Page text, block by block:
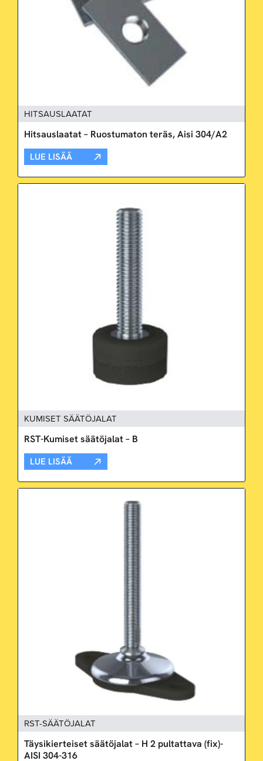
HITSAUSLAATAT
Hitsauslaatat – Ruostumaton teräs, Aisi 304/A2
LUE LISÄÄ
KUMISET SÄÄTÖJALAT
RST-Kumiset säätöjalat – B
LUE LISÄÄ
RST-SÄÄTÖJALAT
Täysikierteiset säätöjalat – H 2 pultattava (fix)-
AISI 304-316